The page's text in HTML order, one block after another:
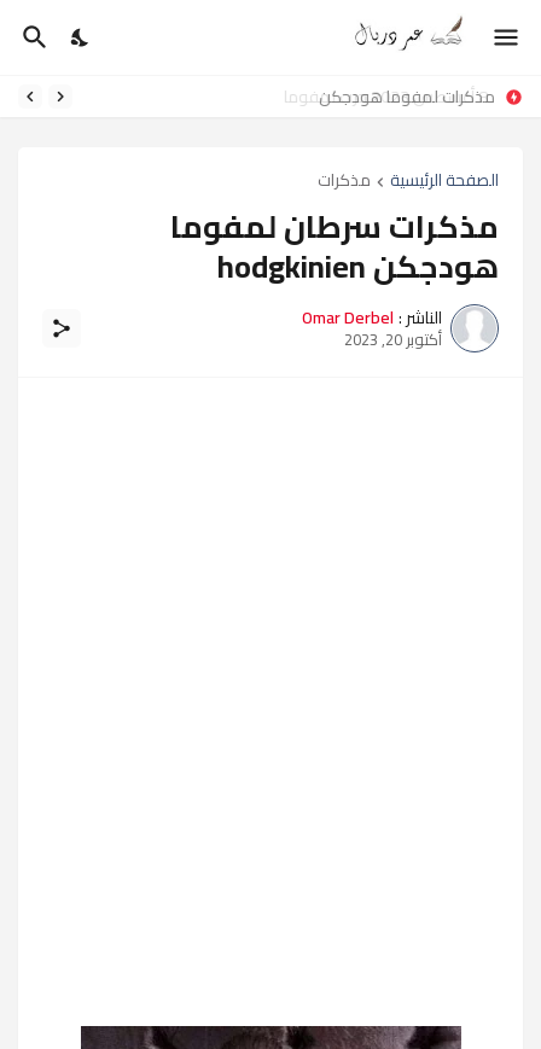
مذكرات لمفوما هودجكن
الصفحة الرئيسية مذكرات
مذكرات سرطان لمفوما
هودجكن hodgkinien
الناشر :Omar Derbel
أكتوبر 20, 2023